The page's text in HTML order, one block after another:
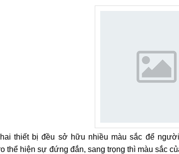
thiết bị đều sở hữu nhiều màu sắc để
thể hiện sự đứng đắn, sang trọng thì màu sắc